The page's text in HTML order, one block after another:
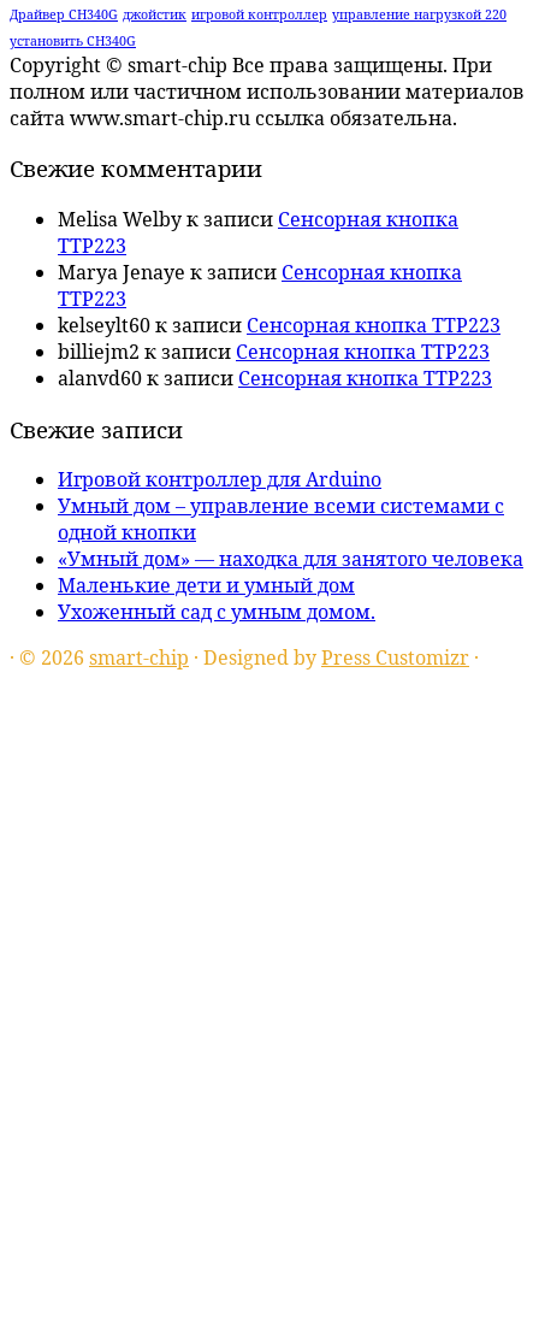
Драйвер CH340G джойстик игровой контроллер управление нагрузкой 220
установить CH340G
Copyright © smart-chip Все права защищены. При
полном или частичном использовании материалов
сайта www.smart-chip.ru ссылка обязательна.
Свежие комментарии
Melisa Welbyк записи Сенсорная кнопка
TTP223
Marya Jenaye к записи Сенсорная кнопка
TTP223
kelseylt60к записи Сенсорная кнопка TTP223
billiejm2 к записи Сенсорная кнопка TTP223
alanvd60к записи Сенсорная кнопка TTP223
Свежие записи
Игровой контроллер для Arduino
Умный дом – управление всеми системами с
одной кнопки
«Умный дом» — находка для занятого человека
Маленькие дети и умный дом
Ухоженный сад с умным домом.
· © 2026 smart-chip · Designed byPress Customizr ·